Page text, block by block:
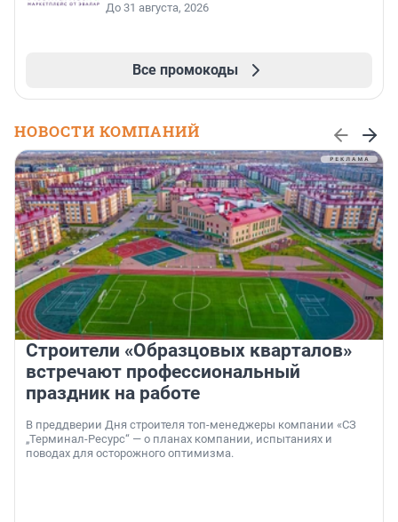
До 31 августа, 2026
Все промокоды
НОВОСТИ КОМПАНИЙ
Строители «Образцовых кварталов»
встречают профессиональный
праздник на работе
В преддверии Дня строителя топ-менеджеры компании «СЗ
„Терминал-Ресурс“ — о планах компании, испытаниях и
поводах для осторожного оптимизма.